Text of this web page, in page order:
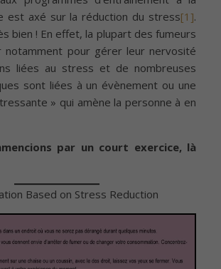
est axé sur la réduction du stress[1].
bien ! En effet, la plupart des fumeurs
notamment pour gérer leur nervosité
liées au stress et de nombreuses
sont liées à un évènement ou une
» qui amène la personne à en
par un court exercice, là
Based on Stress Reduction